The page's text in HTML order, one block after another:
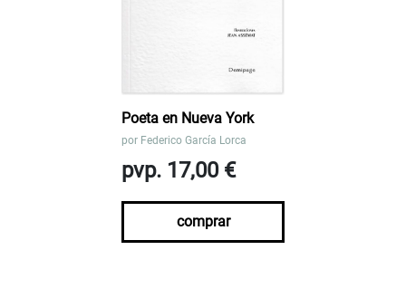
Poeta en Nueva York
por Federico García Lorca
pvp. 17,00 €
comprar